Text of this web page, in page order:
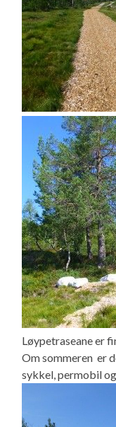
Løypetraseane er
Om sommeren er
sykkel, permobil